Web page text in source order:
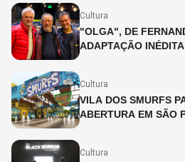
Cultura
"OLGA", DE
ADAPTAÇÃO
Cultura
VILA DOS SMURFS
ABERTURA EM SÃO
Cultura